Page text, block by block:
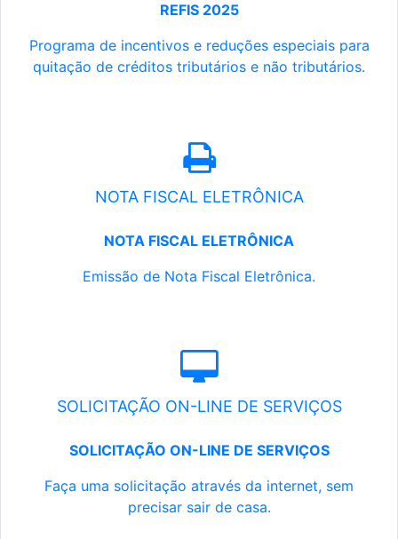
REFIS 2025
Programa de incentivos e reduções especiais para
quitação de créditos tributários e não tributários.
NOTA FISCAL ELETRÔNICA
NOTA FISCAL ELETRÔNICA
Emissão de Nota Fiscal Eletrônica.
SOLICITAÇÃO ON-LINE DE SERVIÇOS
SOLICITAÇÃO ON-LINE DE SERVIÇOS
Faça uma solicitação através da internet, sem
precisar sair de casa.